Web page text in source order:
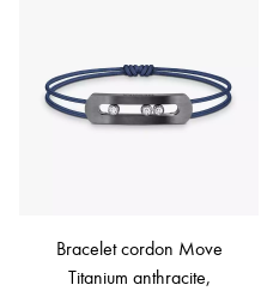
Bracelet cordon Move
Titanium anthracite,